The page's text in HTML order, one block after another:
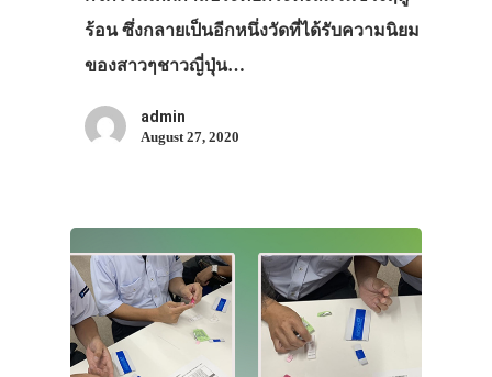
ร้อน ซึ่งกลายเป็นอีกหนึ่งวัดที่ได้รับความนิยม
ของสาวๆชาวญี่ปุ่น…
admin
August 27, 2020